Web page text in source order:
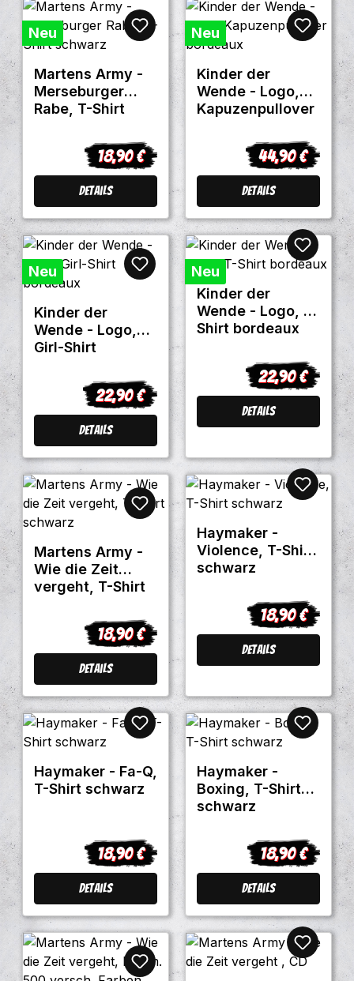
Neu
Martens Army -
Merseburger
Rabe, T-Shirt
Regulärer Preis:
18,90 €
Details
Neu
Kinder der
Wende - Logo,
Kapuzenpullover
Regulärer
44,90 €
Details
Neu
Kinder der
Wende - Logo,
Girl-Shirt
Regulärer Preis:
22,90 €
Details
Neu
Kinder der
Wende - Logo, T-
Shirt bordeaux
Regulärer
22,90 €
Details
Martens Army -
Wie die Zeit
vergeht, T-Shirt
Regulärer Preis:
18,90 €
Details
Haymaker -
Violence, T-Shirt
schwarz
Regulärer
18,90 €
Details
Haymaker - Fa-Q,
T-Shirt schwarz
Regulärer Preis:
18,90 €
Details
Haymaker -
Boxing, T-Shirt
schwarz
Regulärer
18,90 €
Details